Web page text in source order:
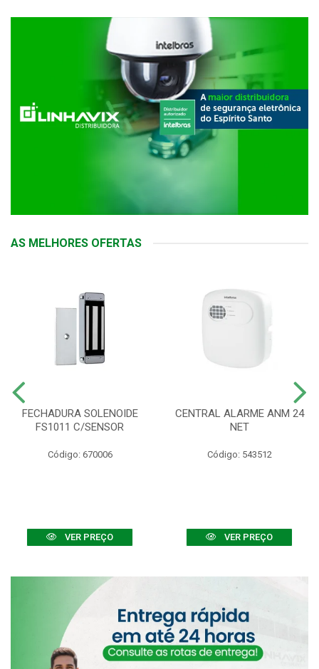
AS MELHORES OFERTAS
FECHADURA SOLENOIDE
FS1011 C/SENSOR
Código: 670006
VER PREÇO
CENTRAL ALARME ANM 24
NET
Código: 543512
VER PREÇO